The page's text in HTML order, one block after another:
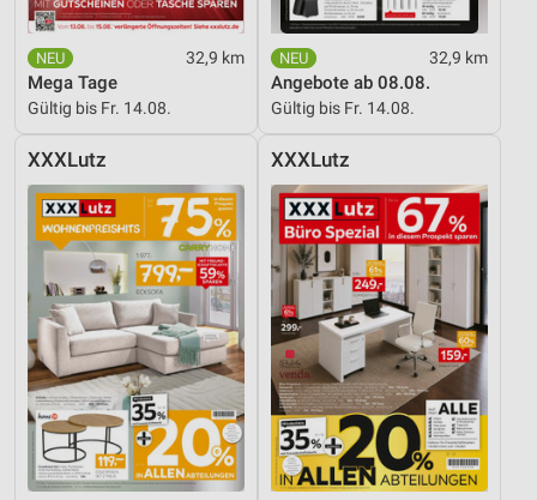
32,9 km
Mega Tage
Gültig bis Fr. 14.08.
32,9 km
Angebote ab 08.08.
Gültig bis Fr. 14.08.
XXXLutz XXXLutz
Entwicklung und Verbesserung der Angebote
Verwendung reduzierter Daten zur Auswahl von
Inhalten
Geräte anhand von aktiv angeforderten
Informationen identifizieren
Nicht-IAB-Verarbeitungszwecke:
Notwendig
Performance
Funktional
Werbung